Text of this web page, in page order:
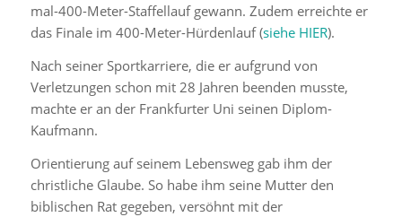
mal-400-Meter-Staffellauf gewann. Zudem erreichte er
das Finale im 400-Meter-Hürdenlauf (siehe HIER).
Nach seiner Sportkarriere, die er aufgrund von
Verletzungen schon mit 28 Jahren beenden musste,
machte er an der Frankfurter Uni seinen Diplom-
Kaufmann.
Orientierung auf seinem Lebensweg gab ihm der
christliche Glaube. So habe ihm seine Mutter den
biblischen Rat gegeben, versöhnt mit der